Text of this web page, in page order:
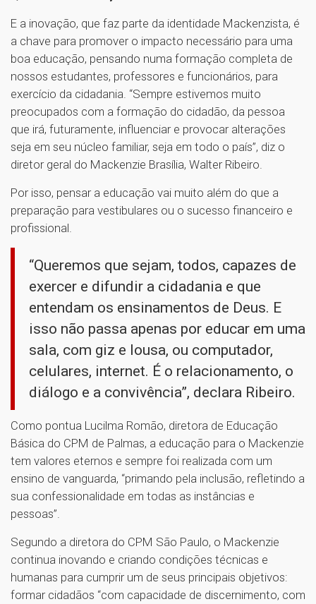
E a inovação, que faz parte da identidade Mackenzista, é
a chave para promover o impacto necessário para uma
boa educação, pensando numa formação completa de
nossos estudantes, professores e funcionários, para
exercício da cidadania. “Sempre estivemos muito
preocupados com a formação do cidadão, da pessoa
que irá, futuramente, influenciar e provocar alterações
seja em seu núcleo familiar, seja em todo o país”, diz o
diretor geral do Mackenzie Brasília, Walter Ribeiro.
Por isso, pensar a educação vai muito além do que a
preparação para vestibulares ou o sucesso financeiro e
profissional.
“Queremos que sejam, todos, capazes de
exercer e difundir a cidadania e que
entendam os ensinamentos de Deus. E
isso não passa apenas por educar em uma
sala, com giz e lousa, ou computador,
celulares, internet. É o relacionamento, o
diálogo e a convivência”, declara Ribeiro.
Como pontua Lucilma Romão, diretora de Educação
Básica do CPM de Palmas, a educação para o Mackenzie
tem valores eternos e sempre foi realizada com um
ensino de vanguarda, “primando pela inclusão, refletindo a
sua confessionalidade em todas as instâncias e
pessoas”.
Segundo a diretora do CPM São Paulo, o Mackenzie
continua inovando e criando condições técnicas e
humanas para cumprir um de seus principais objetivos:
formar cidadãos “com capacidade de discernimento, com